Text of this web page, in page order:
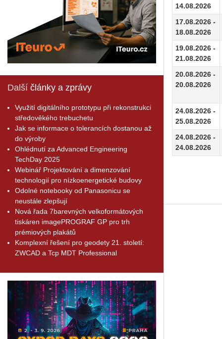
Další články a zprávy
Využití digitálního prototypu při rekonstrukci
středověkého trebuchetu
Jak se informace o tolerancích dostanou až
do výroby
Ohlédnutí za Advanced Engineering
TechDay 2025
Webinář Projektování a dimenzování
technologií pro nízkoenergetické budovy
Odolné notebooky od Panasonicu se
neustále zlepšují
Nová řada 7barevných velkoformátových
tiskáren imagePROGRAF GP pro trh
prémiových plakátů
Komplexní řešení pro geodety 21. století:
ZWCAD a Tcp MDT Professional
14.08.2026
17.08.2026 -
18.08.2026
19.08.2026 -
21.08.2026
20.08.2026 -
20.08.2026
24.08.2026 -
25.08.2026
24.08.2026 -
24.08.2026